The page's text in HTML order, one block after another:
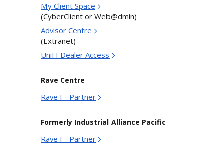
My Client Space
(CyberClient or Web@dmin)
Advisor Centre
(Extranet)
UniFI Dealer Access
Rave Centre
Rave I - Partner
Formerly Industrial Alliance Pacific
Rave I - Partner